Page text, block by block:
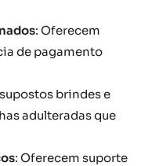
: Oferecem
de pagamento
brindes e
adulteradas que
: Oferecem suporte